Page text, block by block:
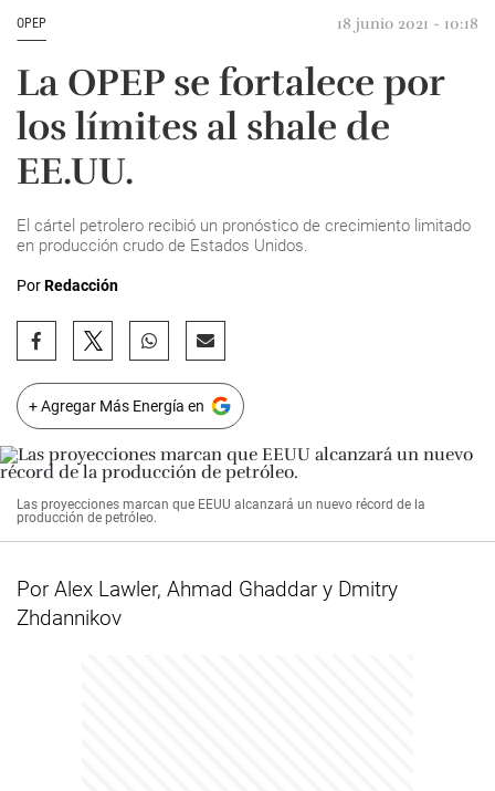
OPEP 18 junio 2021 - 10:18
La OPEP se fortalece por
los límites al shale de
EE.UU.
El cártel petrolero recibió un pronóstico de crecimiento limitado
en producción crudo de Estados Unidos.
PorRedacción
+ Agregar Más Energía en
Las proyecciones marcan que EEUU alcanzará un nuevo récord de la
producción de petróleo.
Por Alex Lawler, Ahmad Ghaddar y Dmitry
Zhdannikov